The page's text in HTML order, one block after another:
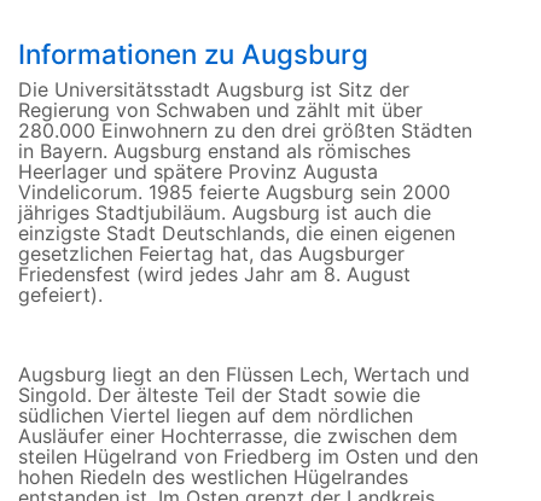
Informationen zu Augsburg
Die Universitätsstadt Augsburg ist Sitz der
Regierung von Schwaben und zählt mit über
280.000 Einwohnern zu den drei größten Städten
in Bayern. Augsburg enstand als römisches
Heerlager und spätere Provinz Augusta
Vindelicorum. 1985 feierte Augsburg sein 2000
jähriges Stadtjubiläum. Augsburg ist auch die
einzigste Stadt Deutschlands, die einen eigenen
gesetzlichen Feiertag hat, das Augsburger
Friedensfest (wird jedes Jahr am 8. August
gefeiert).
Augsburg liegt an den Flüssen Lech, Wertach und
Singold. Der älteste Teil der Stadt sowie die
südlichen Viertel liegen auf dem nördlichen
Ausläufer einer Hochterrasse, die zwischen dem
steilen Hügelrand von Friedberg im Osten und den
hohen Riedeln des westlichen Hügelrandes